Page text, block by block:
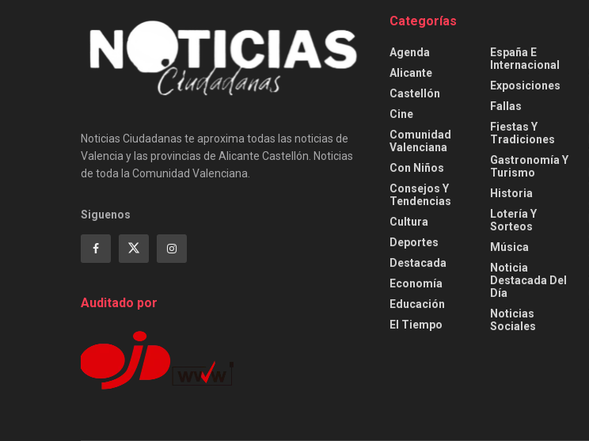
Noticias Ciudadanas te aproxima todas las noticias de
Valencia y las provincias de Alicante Castellón. Noticias
de toda la Comunidad Valenciana.
Siguenos
Auditado por
Categorías
Agenda
Alicante
Castellón
Cine
Comunidad
Valenciana
Con Niños
Consejos Y
Tendencias
Cultura
Deportes
Destacada
Economía
Educación
El Tiempo
España E
Internacional
Exposiciones
Fallas
Fiestas Y
Tradiciones
Gastronomía Y
Turismo
Historia
Lotería Y
Sorteos
Música
Noticia
Destacada Del
Día
Noticias
Sociales